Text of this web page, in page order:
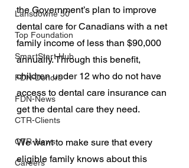
Lansdowne 50
Top Foundation
SmartStart Hub
FDN-Donors
FDN-News
CTR-Clients
CTR-News
Careers
the Government’s plan to improve
dental care for Canadians with a net
family income of less than $90,000
annually. Through this benefit,
children under 12 who do not have
access to dental care insurance can
get the dental care they need.
We want to make sure that every
eligible family knows about this